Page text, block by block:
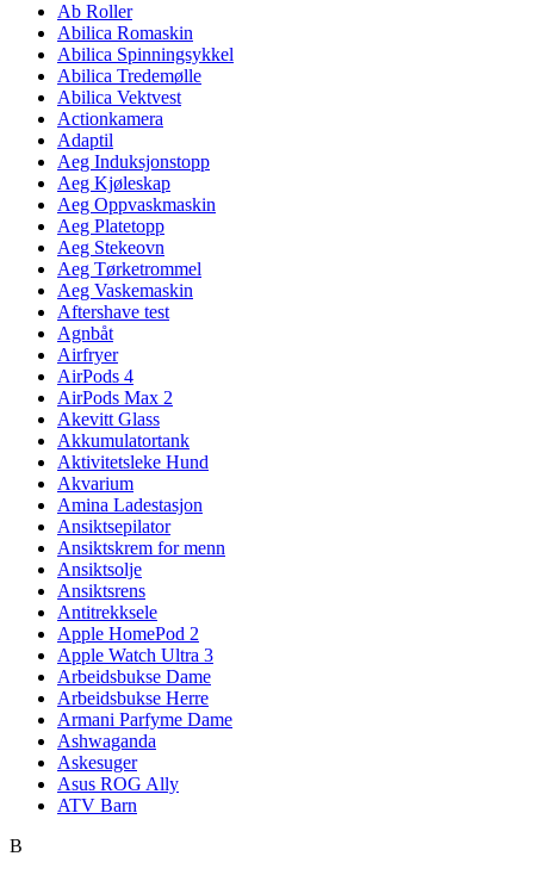
Ab Roller
Abilica Romaskin
Abilica Spinningsykkel
Abilica Tredemølle
Abilica Vektvest
Actionkamera
Adaptil
Aeg Induksjonstopp
Aeg Kjøleskap
Aeg Oppvaskmaskin
Aeg Platetopp
Aeg Stekeovn
Aeg Tørketrommel
Aeg Vaskemaskin
Aftershave test
Agnbåt
Airfryer
AirPods 4
AirPods Max 2
Akevitt Glass
Akkumulatortank
Aktivitetsleke Hund
Akvarium
Amina Ladestasjon
Ansiktsepilator
Ansiktskrem for menn
Ansiktsolje
Ansiktsrens
Antitrekksele
Apple HomePod 2
Apple Watch Ultra 3
Arbeidsbukse Dame
Arbeidsbukse Herre
Armani Parfyme Dame
Ashwaganda
Askesuger
Asus ROG Ally
ATV Barn
B